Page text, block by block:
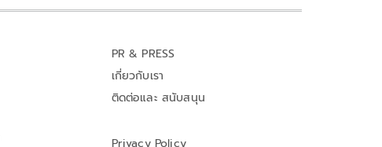
PR & PRESS
เกี่ยวกับเรา
ติดต่อและ สนับสนุน
Privacy Policy